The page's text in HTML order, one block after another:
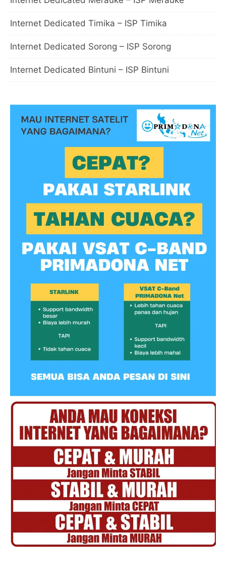
Internet Dedicated Timika – ISP Timika
Internet Dedicated Sorong – ISP Sorong
Internet Dedicated Bintuni – ISP Bintuni